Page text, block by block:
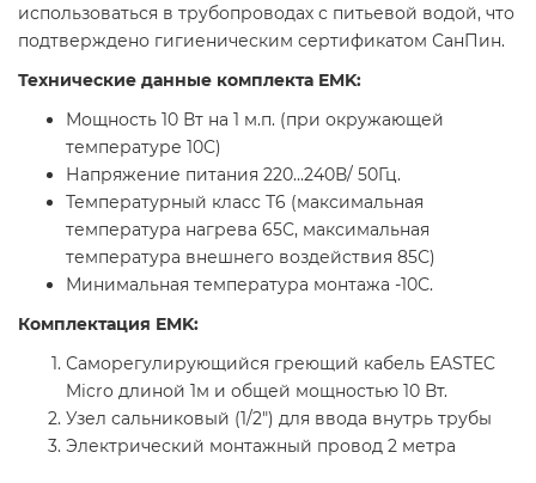
использоваться в трубопроводах с питьевой водой, что
подтверждено гигиеническим сертификатом СанПин.
Технические данные комплекта EMK:
Мощность 10 Вт на 1 м.п. (при окружающей
температуре 10С)
Напряжение питания 220...240В/ 50Гц.
Температурный класс Т6 (максимальная
температура нагрева 65С, максимальная
температура внешнего воздействия 85С)
Минимальная температура монтажа -10С.
Комплектация EMK:
Саморегулирующийся греющий кабель EASTEC
Micro длиной 1м и общей мощностью 10 Вт.
Узел сальниковый (1/2") для ввода внутрь трубы
Электрический монтажный провод 2 метра